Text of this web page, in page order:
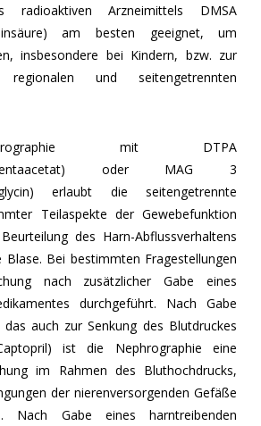
radioaktiven Arzneimittels DMSA
am besten geeignet, um
insbesondere bei Kindern, bzw. zur
und seitengetrennten
mit DTPA
oder MAG 3
erlaubt die seitengetrennte
Teilaspekte der Gewebefunktion
des Harn-Abflussverhaltens
Bei bestimmten Fragestellungen
nach zusätzlicher Gabe eines
durchgeführt. Nach Gabe
auch zur Senkung des Blutdruckes
ist die Nephrographie eine
im Rahmen des Bluthochdrucks,
der nierenversorgenden Gefäße
Nach Gabe eines harntreibenden